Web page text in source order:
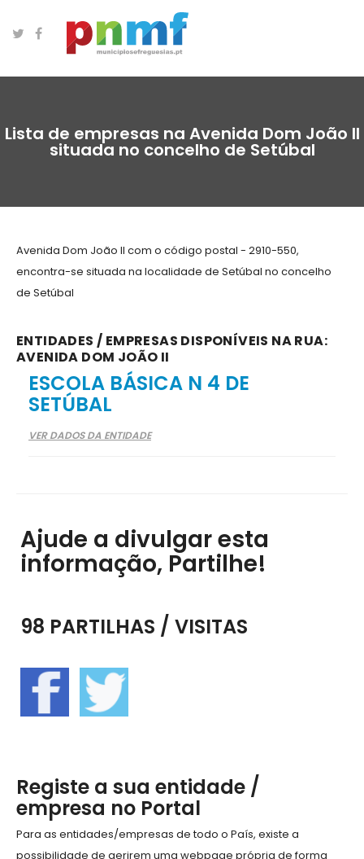
Lista de empresas na Avenida Dom João II
situada no concelho de Setúbal
Avenida Dom João II com o código postal - 2910-550,
encontra-se situada na localidade de Setúbal no concelho
de Setúbal
ENTIDADES / EMPRESAS DISPONÍVEIS NA RUA:
AVENIDA DOM JOÃO II
ESCOLA BÁSICA N 4 DE
SETÚBAL
VER DADOS DA ENTIDADE
Ajude a divulgar esta
informação, Partilhe!
98 PARTILHAS / VISITAS
Registe a sua entidade /
empresa no Portal
Para as entidades/empresas de todo o País, existe a
possibilidade de gerirem uma webpage própria de forma